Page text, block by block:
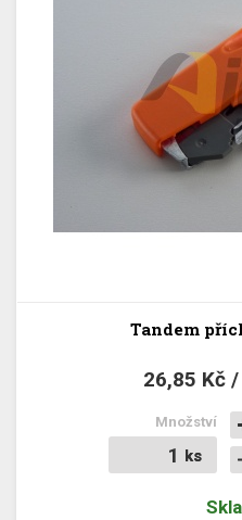
Tandem
26,85 Kč
ks
ks
Množství